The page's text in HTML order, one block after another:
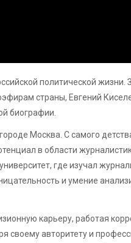
политической
страны, Евгений
биографии.
Москва. С самого
в области
где изучал
и умение
карьеру, работая
своему авторитету и